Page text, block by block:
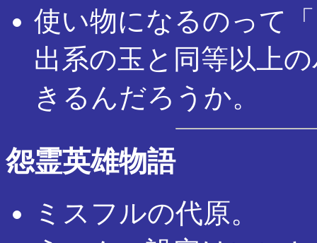
使い物になるのって
出系の玉と同等以上
きるんだろうか。
怨霊英雄物語
ミスフルの代原。